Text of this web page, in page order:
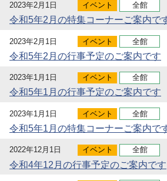
2023年2月1日 イベント 全館
令和5年2月の特集コーナーご案内で
2023年2月1日 イベント 全館
令和5年2月の行事予定のご案内です
2023年1月1日 イベント 全館
令和5年1月の行事予定のご案内です
2023年1月1日 イベント 全館
令和5年1月の特集コーナーご案内で
2022年12月1日 イベント 全館
令和4年12月の行事予定のご案内です